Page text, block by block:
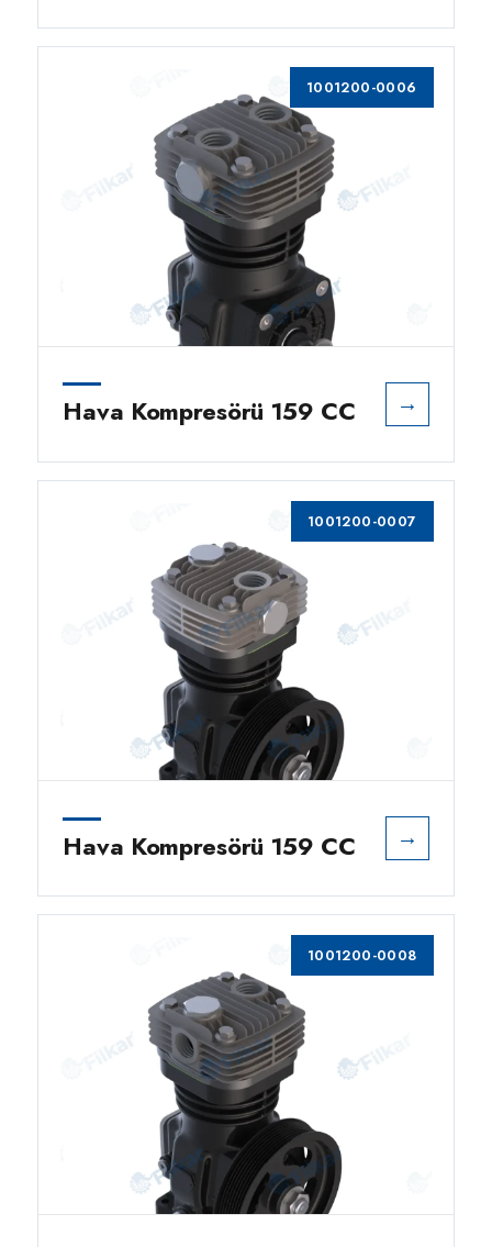
1001200-0006
Hava Kompresörü 159 CC →
1001200-0007
Hava Kompresörü 159 CC →
1001200-0008